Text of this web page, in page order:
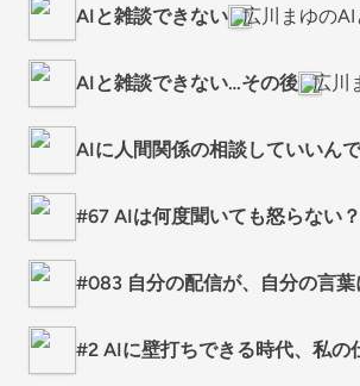
AIと雑談できない 広川まゆの
AIと雑談できない…その後 広川
AIに人間関係の相談していいん
#67 AIは何度聞いても怒らない
#083 自分の配信が、自分の言
#2 AIに壁打ちできる時代、私の